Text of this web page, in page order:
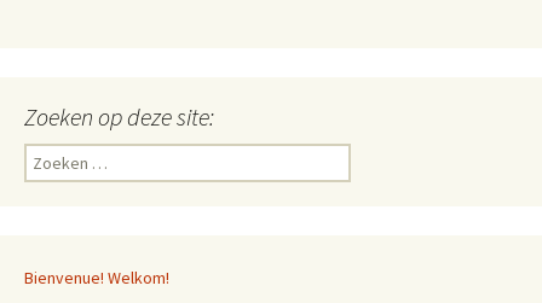
Zoeken op deze site:
Zoeken
naar:
Bienvenue! Welkom!